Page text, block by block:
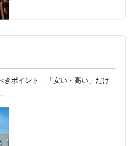
限られていても“美しい家”はつく
るべき場所・残すべき場所をどう
デザインを実現するための設計戦略
ン住宅
・滋賀で注文住宅を建てるなら、建
イクラスの家1UP
とうございました。2021～
賀の注文住宅モニター募
ました。京都市北区I様,京都市中京
,滋賀県大津市T様,京都市中京区A
きポイント―「安い・高い」だけ